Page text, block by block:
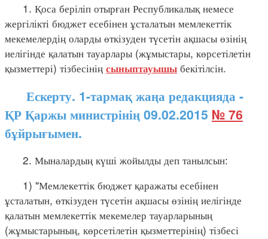
1. Қоса беріліп отырған Республикалық немесе
жергілікті бюджет есебінен ұсталатын мемлекеттік
мекемелердің оларды өткізуден түсетін ақшасы өзінің
иелігінде қалатын тауарлары (жұмыстары, көрсетілетін
қызметтері) тізбесінің сыныптауышы бекітілсін.
Ескерту. 1-тармақ жаңа редакцияда -
ҚР Қаржы министрінің 09.02.2015 № 76
бұйрығымен.
2. Мыналардың күші жойылды деп танылсын:
1) "Мемлекеттік бюджет қаражаты есебінен
ұсталатын, өткізуден түсетін ақшасы өзінің иелігінде
қалатын мемлекеттік мекемелер тауарларының
(жұмыстарының, көрсетілетін қызметтерінің) тізбесі